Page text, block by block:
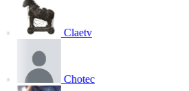
Claetv
Chotec